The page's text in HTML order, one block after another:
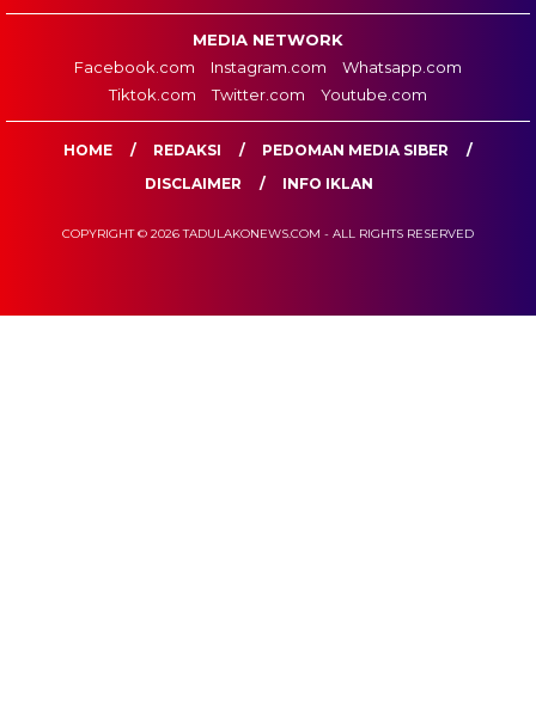
MEDIA NETWORK
Facebook.com
Instagram.com
Whatsapp.com
Tiktok.com
Twitter.com Youtube.com
HOME REDAKSI
PEDOMAN MEDIA SIBER
DISCLAIMER
INFO IKLAN
COPYRIGHT © 2026 TADULAKONEWS.COM - ALL RIGHTS RESERVED